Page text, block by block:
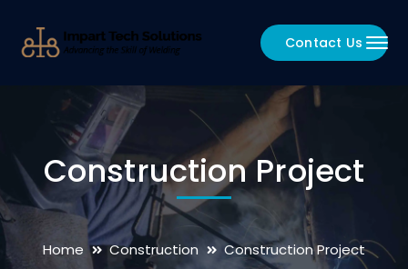
Contact Us
Construction Project
Home Construction Construction Project